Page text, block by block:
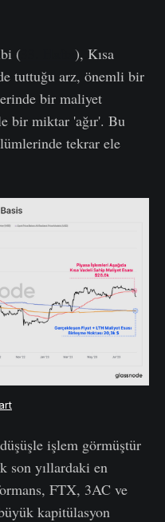
(
), Kısa
tuttuğu arz, önemli bir
bir maliyet
bir miktar 'ağır'. Bu
tekrar ele
işlem görmüştür
son yıllardaki en
FTX, 3AC ve
kapitülasyon